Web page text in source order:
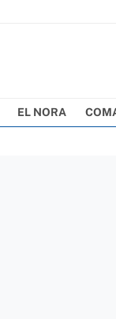
EL NORA